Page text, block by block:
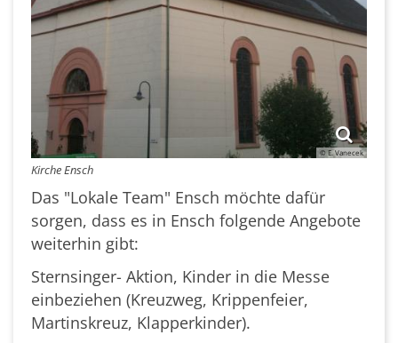
© E. Vanecek
Kirche Ensch
Das "Lokale Team" Ensch möchte dafür
sorgen, dass es in Ensch folgende Angebote
weiterhin gibt:
Sternsinger- Aktion, Kinder in die Messe
einbeziehen (Kreuzweg, Krippenfeier,
Martinskreuz, Klapperkinder).